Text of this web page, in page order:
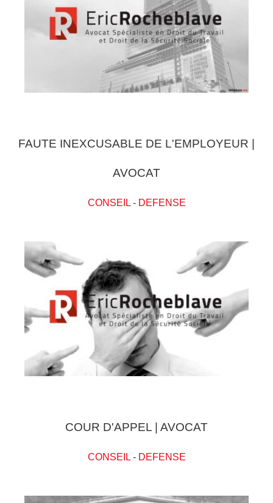
FAUTE INEXCUSABLE DE L'EMPLOYEUR |
AVOCAT
CONSEIL- DEFENSE
COUR D'APPEL | AVOCAT
CONSEIL- DEFENSE